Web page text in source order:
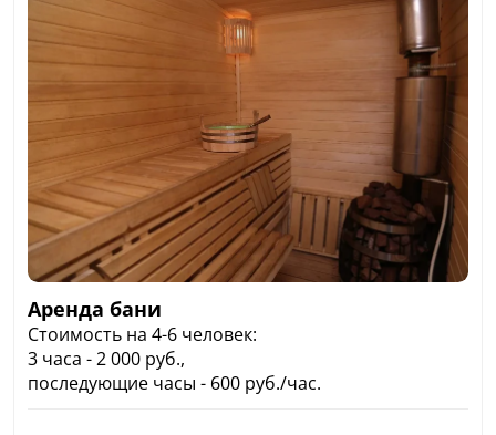
Аренда бани
Стоимость на 4-6 человек:
3 часа - 2 000 руб.,
последующие часы - 600 руб./час.